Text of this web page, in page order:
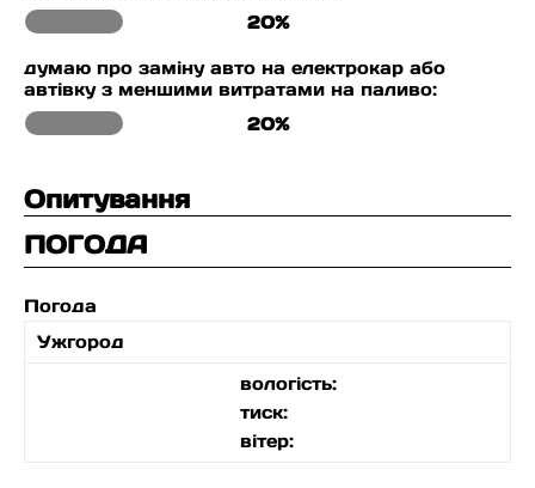
20%
думаю про заміну авто на електрокар або
автівку з меншими витратами на паливо:
20%
Опитування
ПОГОДА
Погода
Ужгород
вологість:
тиск:
вітер: